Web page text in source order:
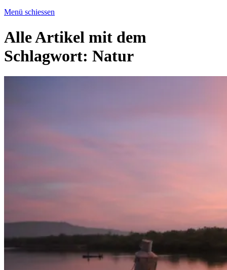
Menü schiessen
Alle Artikel mit dem
Schlagwort: Natur